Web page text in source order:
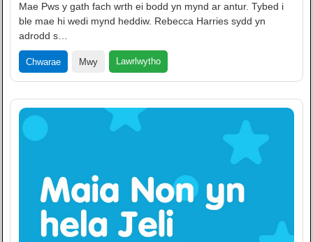
Mae Pws y gath fach wrth ei bodd yn mynd ar antur. Tybed i
ble mae hi wedi mynd heddiw. Rebecca Harries sydd yn
adrodd s…
Chwarae Mwy Lawrlwytho